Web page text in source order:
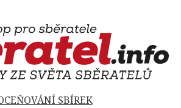
SBÍREK